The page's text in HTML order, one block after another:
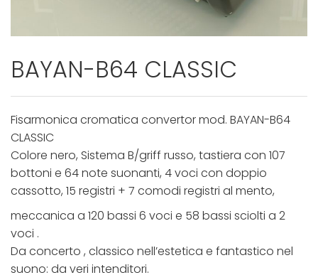
BAYAN-B64 CLASSIC
Fisarmonica cromatica convertor mod. BAYAN-B64
CLASSIC
Colore nero, Sistema B/griff russo, tastiera con 107
bottoni e 64 note suonanti, 4 voci con doppio
cassotto, 15 registri + 7 comodi registri al mento,
meccanica a 120 bassi 6 voci e 58 bassi sciolti a 2
voci .
Da concerto , classico nell’estetica e fantastico nel
suono: da veri intenditori.